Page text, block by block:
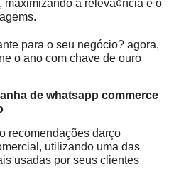
maximizando a relevá¢ncia e o
para o seu negócio? agora,
o ano com chave de ouro
de whatsapp commerce
recomendações darço
utilizando uma das
usadas por seus clientes